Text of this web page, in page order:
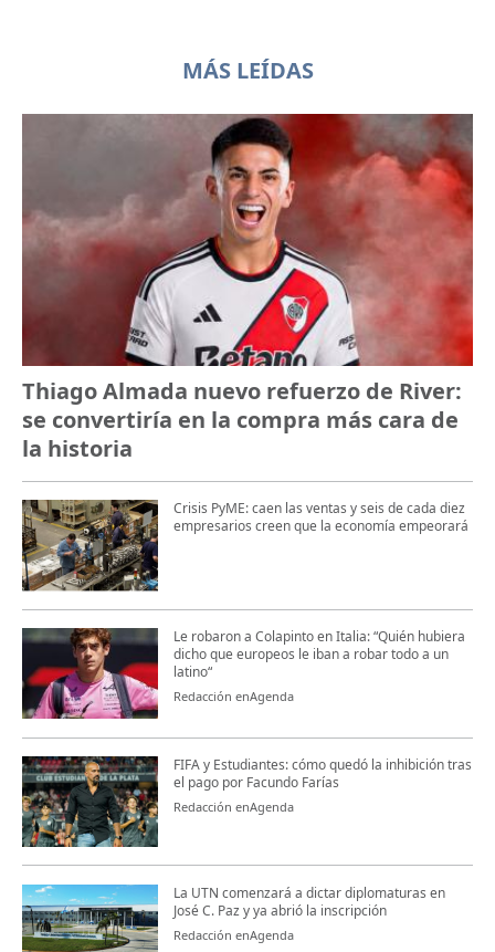
MÁS LEÍDAS
Thiago Almada nuevo refuerzo de River:
se convertiría en la compra más cara de
la historia
Crisis PyME: caen las ventas y seis de cada diez
empresarios creen que la economía empeorará
Le robaron a Colapinto en Italia: “Quién hubiera
dicho que europeos le iban a robar todo a un
latino“
Redacción enAgenda
FIFA y Estudiantes: cómo quedó la inhibición tras
el pago por Facundo Farías
Redacción enAgenda
La UTN comenzará a dictar diplomaturas en
José C. Paz y ya abrió la inscripción
Redacción enAgenda